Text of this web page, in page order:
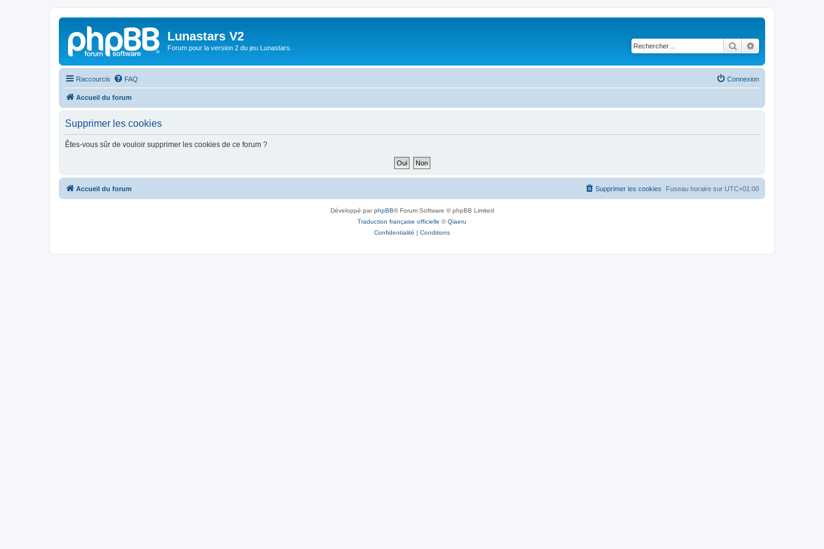
Lunastars V2
Forum pour la version 2 du jeu Lunastars. Rechercher
Raccourcis FAQ Connexion
Accueil du forum
Supprimer les cookies
Êtes-vous sûr de vouloir supprimer les cookies de ce forum ?
Accueil du forum Fuseau horaire sur UTC+01:00
Supprimer les cookies
Développé parphpBB® Forum Software © phpBB Limited
Traduction française officielle ©Qiaeru
Confidentialité | Conditions